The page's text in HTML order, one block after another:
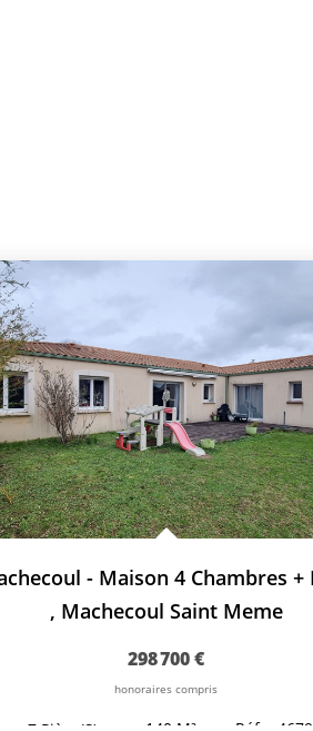
, Machecoul Saint Meme
298 700 €
honoraires compris